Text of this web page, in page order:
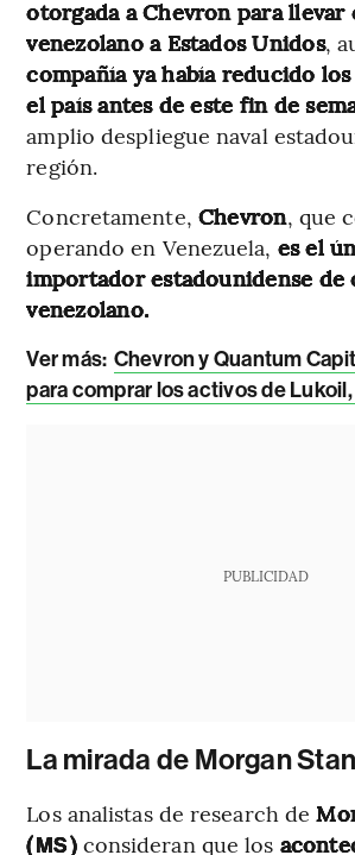
otorgada a Chevron para llevar
venezolano a Estados Unidos,
compañía ya había reducido
el país antes de este fin de
amplio despliegue naval
región.
Concretamente, Chevron, que
operando en Venezuela, es el
importador estadounidense de
venezolano.
Ver más: Chevron y Quantum
para comprar los activos de
PUBLICIDAD
La mirada de Morgan
Los analistas de research de
(MS) consideran que los